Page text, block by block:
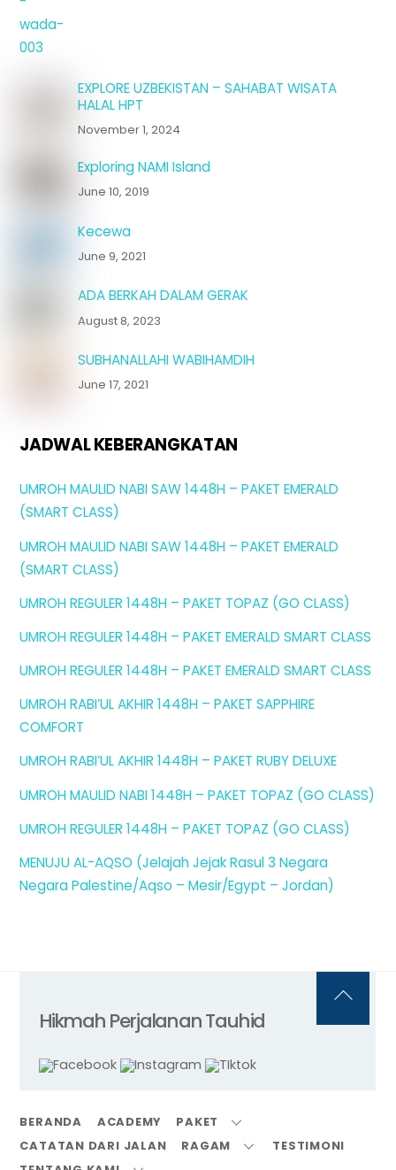
EXPLORE UZBEKISTAN – SAHABAT WISATA
HALAL HPT
November 1, 2024
Exploring NAMI Island
June 10, 2019
Kecewa
June 9, 2021
ADA BERKAH DALAM GERAK
August 8, 2023
SUBHANALLAHI WABIHAMDIH
June 17, 2021
JADWAL KEBERANGKATAN
UMROH MAULID NABI SAW 1448H – PAKET EMERALD
(SMART CLASS)
UMROH MAULID NABI SAW 1448H – PAKET EMERALD
(SMART CLASS)
UMROH REGULER 1448H – PAKET TOPAZ (GO CLASS)
UMROH REGULER 1448H – PAKET EMERALD SMART CLASS
UMROH REGULER 1448H – PAKET EMERALD SMART CLASS
UMROH RABI’UL AKHIR 1448H – PAKET SAPPHIRE
COMFORT
UMROH RABI’UL AKHIR 1448H – PAKET RUBY DELUXE
UMROH MAULID NABI 1448H – PAKET TOPAZ (GO CLASS)
UMROH REGULER 1448H – PAKET TOPAZ (GO CLASS)
MENUJU AL-AQSO (Jelajah Jejak Rasul 3 Negara
Negara Palestine/Aqso – Mesir/Egypt – Jordan)
Hikmah Perjalanan Tauhid
BERANDA ACADEMY
PAKET
CATATAN DARI JALAN
RAGAM
TESTIMONI